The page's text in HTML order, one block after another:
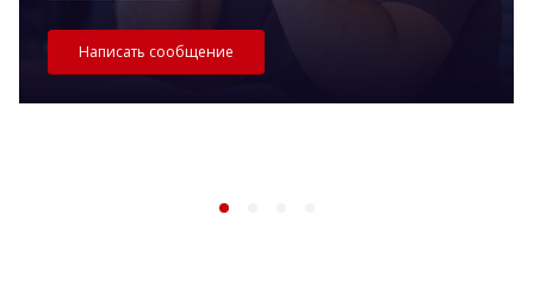
Написать сообщение